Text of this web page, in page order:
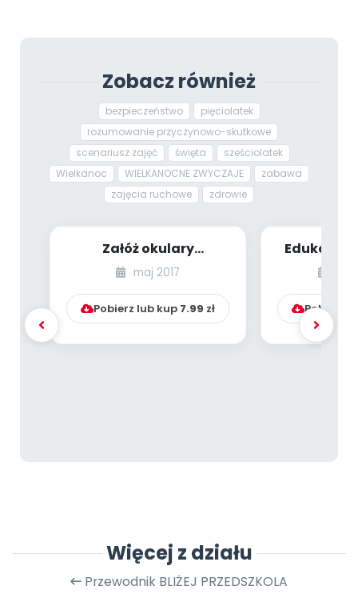
Zobacz również
bezpieczeństwo
pięciolatek
rozumowanie przyczynowo-skutkowe
scenariusz zajęć
święta
sześciolatek
Wielkanoc
WIELKANOCNE ZWYCZAJE
zabawa
zajęcia ruchowe
zdrowie
Załóż okulary
przeciwsłoneczne i
ruszaj na wakacje
bezp...
maj 2017
Pobierz lub kup 7.99 zł
Edukacja
Pobierz
Więcej z działu
Przewodnik BLIŻEJ PRZEDSZKOLA